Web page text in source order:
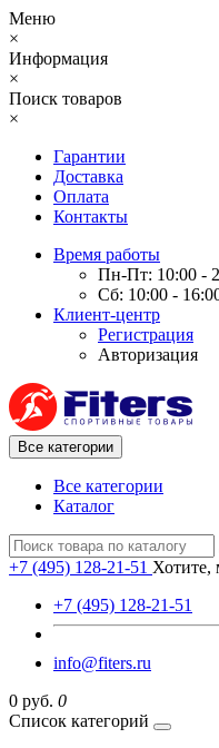
Меню
×
Информация
×
Поиск товаров
×
Гарантии
Доставка
Оплата
Контакты
Время работы
Пн-Пт: 10:00 -
Сб: 10:00 -
Клиент-центр
Регистрация
Авторизация
Все категории
Все категории
Каталог
+7 (495) 128-21-51 Хотите,
+7 (495) 128-21-51
info@fiters.ru
0 руб. 0
Список категорий